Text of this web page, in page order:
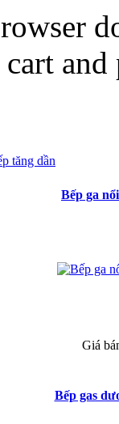
and
Bếp ga
Giá
Bếp gas